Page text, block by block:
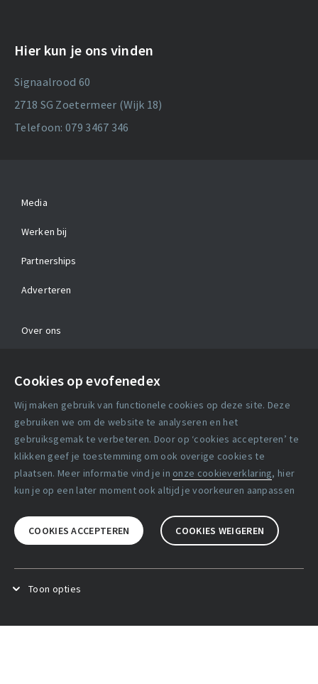
Cookies op evofenedex
Wij maken gebruik van functionele cookies op deze site. Deze
gebruiken we om de website te analyseren en het
gebruiksgemak te verbeteren. Door op ‘cookies accepteren’ te
klikken geef je toestemming om ook overige cookies te
plaatsen. Meer informatie vind je in onze cookieverklaring, hier
kun je op een later moment ook altijd je voorkeuren aanpassen
COOKIES ACCEPTEREN COOKIES WEIGEREN
Toon opties
Hier kun je ons vinden
Signaalrood 60
2718 SG Zoetermeer (Wijk 18)
Telefoon: 079 3467 346
Media
Werken bij
Partnerships
Adverteren
Over ons
Algemene voorwaarden
Cookie verklaring
Copyright statement
Lidmaatschapsvoorwaarden
Disclaimer
Privacy verklaring